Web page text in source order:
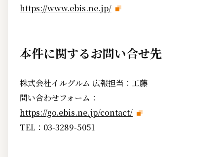
https://www.ebis.ne.jp/
本件に関するお問い合せ先
株式会社イルグルム 広報担当：工藤
問い合わせフォーム：
https://go.ebis.ne.jp/contact/
TEL：03-3289-5051